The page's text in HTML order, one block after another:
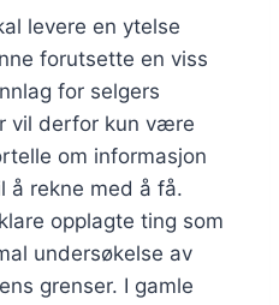
levere en ytelse
forutsette en viss
for selgers
vil derfor kun være
om informasjon
å rekne med å få.
opplagte ting som
undersøkelse av
grenser. I gamle